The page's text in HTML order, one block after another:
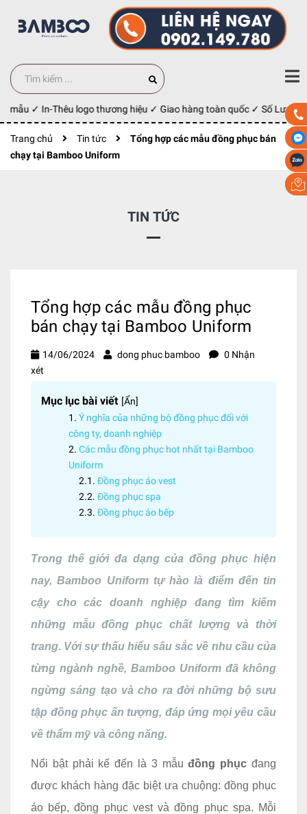
✓ In-Thêu logo thương hiệu ✓ Giao hàng toàn quốc ✓ Số Lượng
Trang chủ Tin tức
Tổng hợp các mẫu đồng phục bán
chạy tại Bamboo Uniform
TIN TỨC
Tổng hợp các mẫu đồng phục
bán chạy tại Bamboo Uniform
14/06/2024 dong phuc bamboo
0 Nhận
xét
Mục lục bài viết [Ẩn]
Ý nghĩa của những bộ đồng phục đối với
công ty, doanh nghiệp
Các mẫu đồng phục hot nhất tại Bamboo
Uniform
Đồng phục áo vest
Đồng phục spa
Đồng phục áo bếp
Trong thế giới đa dạng của đồng phục hiện
nay, Bamboo Uniform tự hào là điểm đến tin
cậy cho các doanh nghiệp đang tìm kiếm
những mẫu đồng phục chất lượng và thời
trang. Với sự thấu hiểu sâu sắc về nhu cầu của
từng ngành nghề, Bamboo Uniform đã không
ngừng sáng tạo và cho ra đời những bộ sưu
tập đồng phục ấn tượng, đáp ứng mọi yêu cầu
về thẩm mỹ và công năng.
Nổi bật phải kể đến là 3 mẫuđồng phục đang
được khách hàng đặc biệt ưa chuộng: đồng phục
áo bếp, đồng phục vest và đồng phục spa. Mỗi